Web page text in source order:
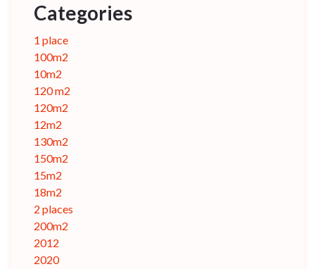
Categories
1 place
100m2
10m2
120 m2
120m2
12m2
130m2
150m2
15m2
18m2
2 places
200m2
2012
2020